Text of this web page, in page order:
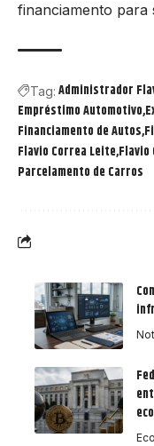
financiamento para
Tag: Administrador
Empréstimo Automotivo
Financiamento de Autos
Flavio Correa Leite Flavio
Parcelamento de Carros